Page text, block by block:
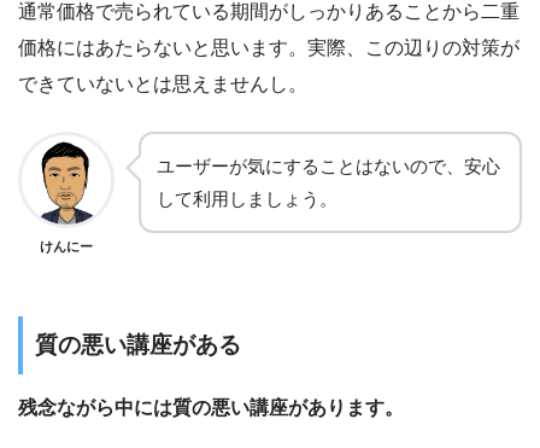
通常価格で売られている期間がしっかりあることから二重
価格にはあたらないと思います。実際、この辺りの対策が
できていないとは思えませんし。
けんにー
ユーザーが気にすることはないので、安心
して利用しましょう。
質の悪い講座がある
残念ながら中には質の悪い講座があります。